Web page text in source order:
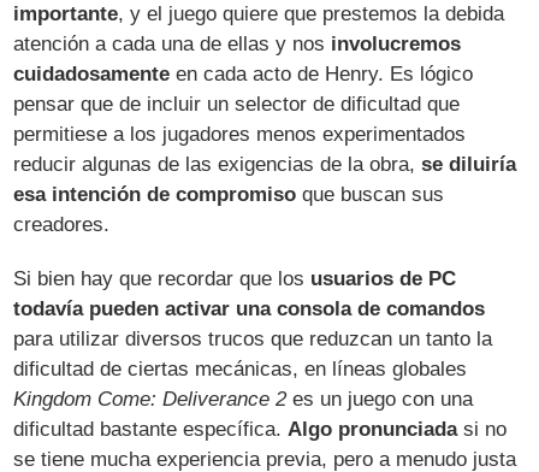
importante, y el juego quiere que prestemos la debida
atención a cada una de ellas y nos involucremos
cuidadosamente en cada acto de Henry. Es lógico
pensar que de incluir un selector de dificultad que
permitiese a los jugadores menos experimentados
reducir algunas de las exigencias de la obra,se diluiría
esa intención de compromiso que buscan sus
creadores.
Si bien hay que recordar que los usuarios de PC
todavía pueden activar una consola de comandos
para utilizar diversos trucos que reduzcan un tanto la
dificultad de ciertas mecánicas, en líneas globales
Kingdom Come: Deliverance 2es un juego con una
dificultad bastante específica.Algo pronunciadasi no
se tiene mucha experiencia previa, pero a menudo justa